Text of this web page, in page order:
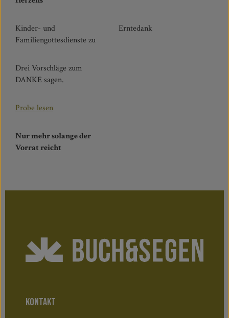
Kinder- und
Familiengottesdienste zu
Erntedank
Drei Vorschläge zum
DANKE sagen.
Probe lesen
Nur mehr solange der
Vorrat reicht
KONTAKT